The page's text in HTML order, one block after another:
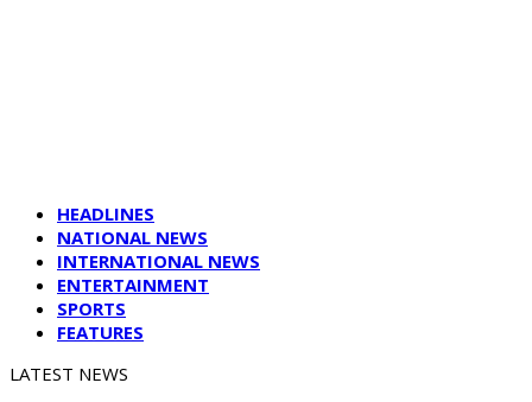
HEADLINES
NATIONAL NEWS
INTERNATIONAL NEWS
ENTERTAINMENT
SPORTS
FEATURES
LATEST NEWS